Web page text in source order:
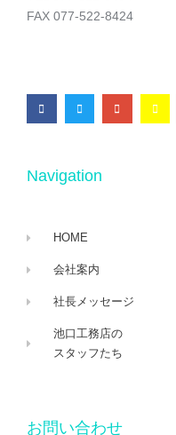
FAX 077-522-8424
Navigation
HOME
会社案内
社長メッセージ
池口工務店の
スタッフたち
お問い合わせ